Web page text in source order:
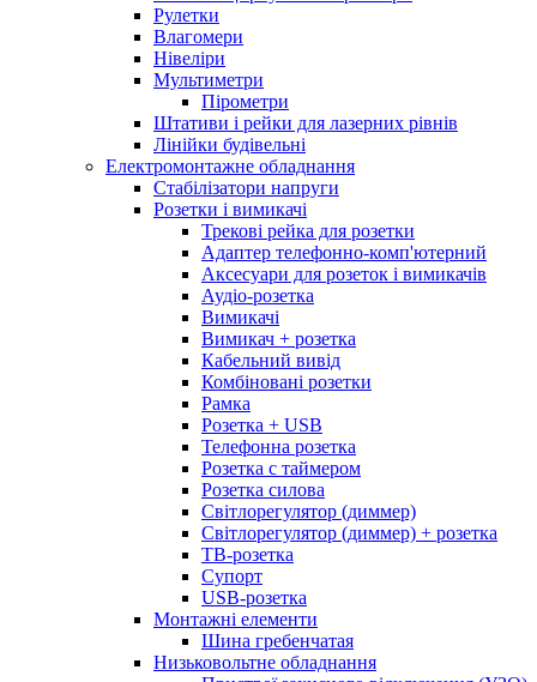
Рулетки
Влагомери
Нівеліри
Мультиметри
Пірометри
Штативи і рейки для лазерних рівнів
Лінійки будівельні
Електромонтажне обладнання
Стабілізатори напруги
Розетки і вимикачі
Трекові рейка для розетки
Адаптер телефонно-комп'ютерний
Аксесуари для розеток і вимикачів
Аудіо-розетка
Вимикачі
Вимикач + розетка
Кабельний вивід
Комбіновані розетки
Рамка
Розетка + USB
Телефонна розетка
Розетка с таймером
Розетка силова
Світлорегулятор (диммер)
Світлорегулятор (диммер) + розетка
ТВ-розетка
Супорт
USB-розетка
Монтажні елементи
Шина гребенчатая
Низьковольтне обладнання